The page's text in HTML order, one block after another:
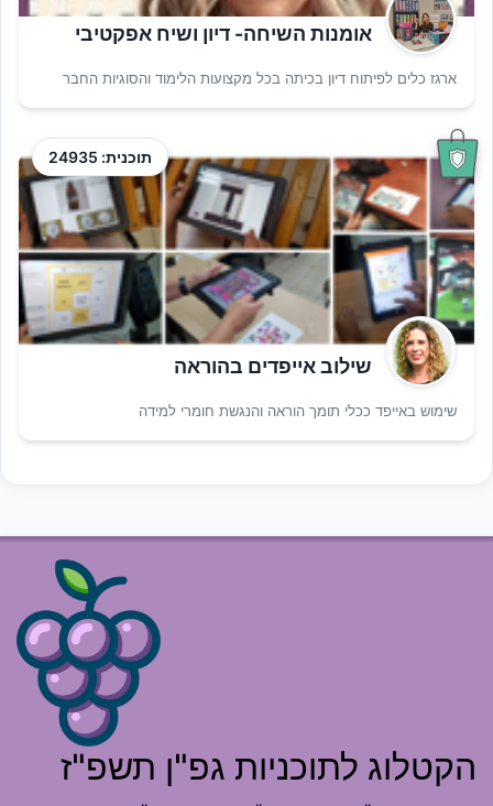
אומנות השיחה- דיון ושיח אפקטיבי
ארגז כלים לפיתוח דיון בכיתה בכל מקצועות הלימוד והסוגיות החבר
תוכנית: 24935
שילוב אייפדים בהוראה
שימוש באייפד ככלי תומך הוראה והנגשת חומרי למידה
הקטלוג לתוכניות גפ"ן תשפ"ז